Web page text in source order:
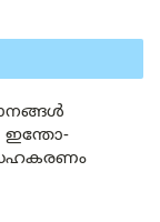
ഇന്തോ-